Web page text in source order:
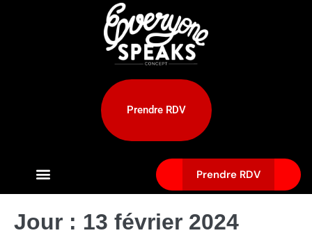
Prendre RDV
Prendre RDV
Jour : 13 février 2024